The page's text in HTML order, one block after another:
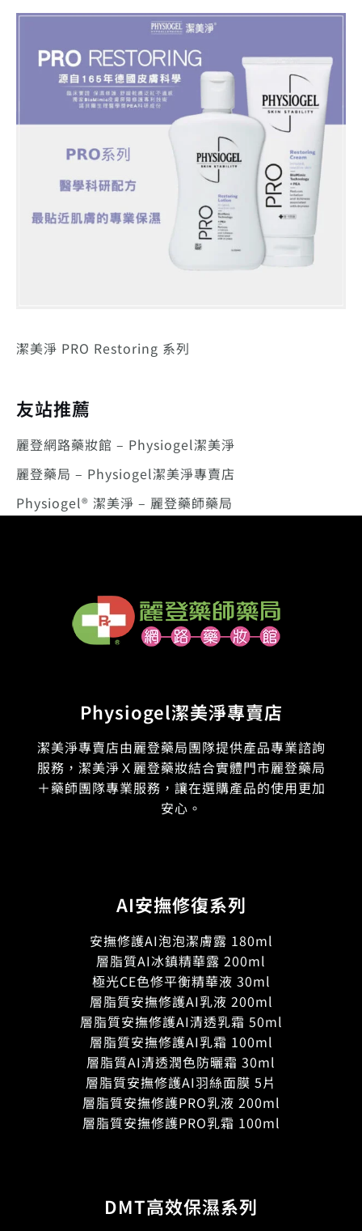
潔美淨 PRO Restoring 系列
友站推薦
麗登網路藥妝館 – Physiogel潔美淨
麗登藥局 – Physiogel潔美淨專賣店
Physiogel® 潔美淨 – 麗登藥師藥局
Physiogel潔美淨專賣店
潔美淨專賣店由麗登藥局團隊提供產品專業諮詢
服務，潔美淨Ｘ麗登藥妝結合實體門市麗登藥局
＋藥師團隊專業服務，讓在選購產品的使用更加
安心。
AI安撫修復系列
安撫修護AI泡泡潔膚露 180ml
層脂質AI冰鎮精華露 200ml
極光CE色修平衡精華液 30ml
層脂質安撫修護AI乳液 200ml
層脂質安撫修護AI清透乳霜 50ml
層脂質安撫修護AI乳霜 100ml
層脂質AI清透潤色防曬霜 30ml
層脂質安撫修護AI羽絲面膜 5片
層脂質安撫修護PRO乳液 200ml
層脂質安撫修護PRO乳霜 100ml
DMT高效保濕系列